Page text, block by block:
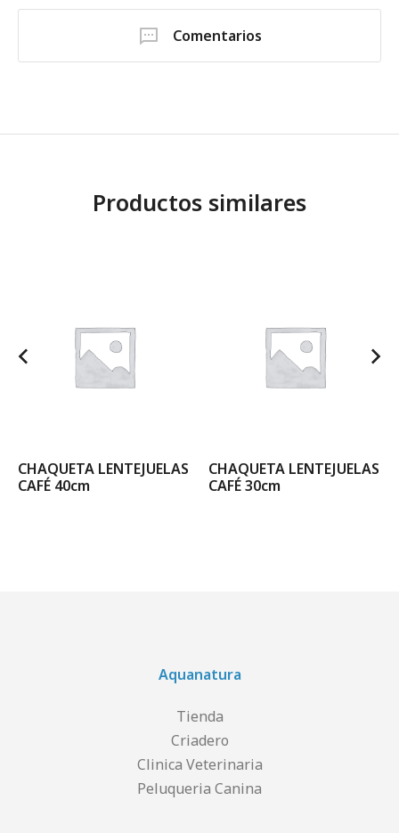
Comentarios
Productos similares
CHAQUETA LENTEJUELAS
CAFÉ 40cm
CHAQUETA LENTEJUELAS
CAFÉ 30cm
Aquanatura
Tienda
Criadero
Clinica Veterinaria
Peluqueria Canina